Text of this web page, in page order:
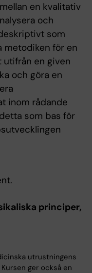
en kvalitativ
och
som
metodiken för en
en given
och göra en
inom rådande
som bas för
principer,
utrustningens
ger också en